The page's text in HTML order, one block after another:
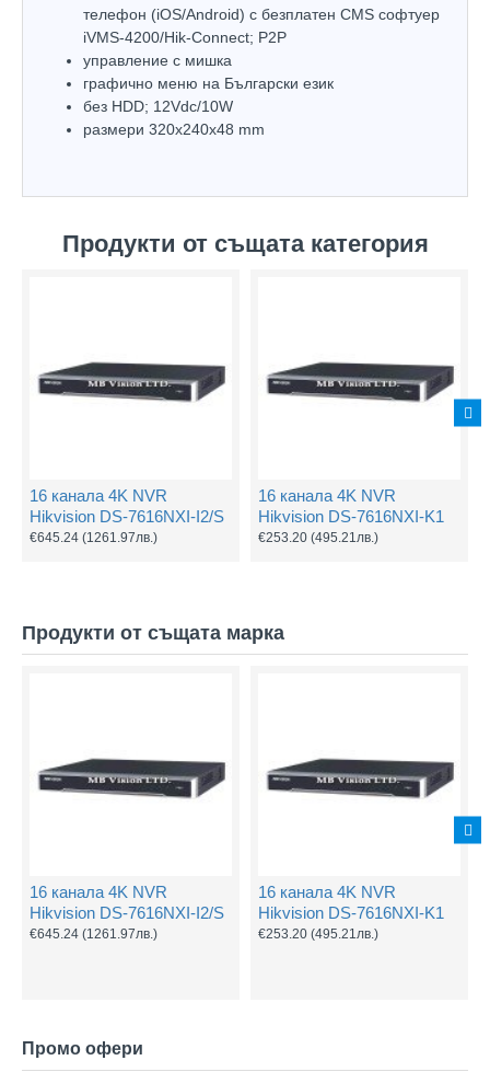
телефон (iOS/Android) с безплатен CMS софтуер
iVMS-4200/Hik-Connect; P2P
управлeние с мишка
графично меню на Български език
без HDD; 12Vdc/10W
размери 320х240х48 mm
Продукти от същата категория
16 канала 4K NVR
Hikvision DS-7616NXI-I2/S
€645.24 (1261.97лв.)
16 канала 4K NVR
Hikvision DS-7616NXI-K1
€253.20 (495.21лв.)
Продукти от същата марка
16 канала 4K NVR
Hikvision DS-7616NXI-I2/S
€645.24 (1261.97лв.)
16 канала 4K NVR
Hikvision DS-7616NXI-K1
€253.20 (495.21лв.)
Промо офери